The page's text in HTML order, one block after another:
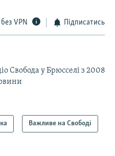
VPN Підписатись
Свобода у Брюсселі з 2008
Важливе на Свободі